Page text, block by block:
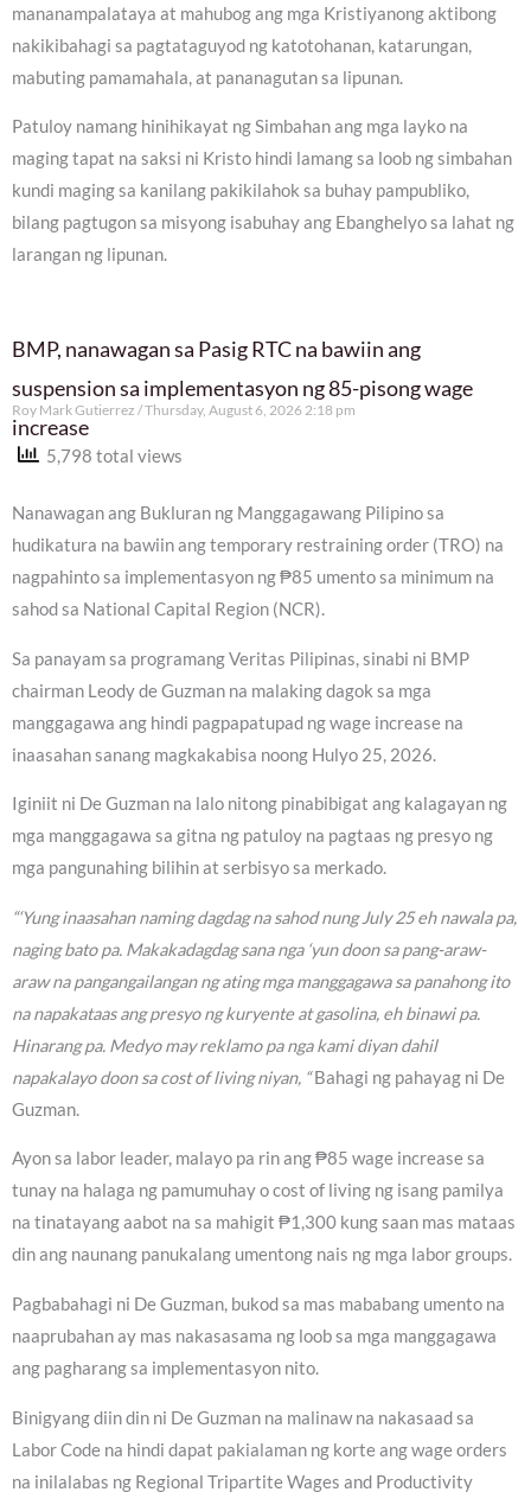
mananampalataya at mahubog ang mga Kristiyanong aktibong
nakikibahagi sa pagtataguyod ng katotohanan, katarungan,
mabuting pamamahala, at pananagutan sa lipunan.
Patuloy namang hinihikayat ng Simbahan ang mga layko na
maging tapat na saksi ni Kristo hindi lamang sa loob ng simbahan
kundi maging sa kanilang pakikilahok sa buhay pampubliko,
bilang pagtugon sa misyong isabuhay ang Ebanghelyo sa lahat ng
larangan ng lipunan.
BMP, nanawagan sa Pasig RTC na bawiin ang
suspension sa implementasyon ng 85-pisong wage
increase
Roy Mark Gutierrez Thursday, August 6, 2026 2:18 pm
5,798 total views
Nanawagan ang Bukluran ng Manggagawang Pilipino sa
hudikatura na bawiin ang temporary restraining order (TRO) na
nagpahinto sa implementasyon ng ₱85 umento sa minimum na
sahod sa National Capital Region (NCR).
Sa panayam sa programang Veritas Pilipinas, sinabi ni BMP
chairman Leody de Guzman na malaking dagok sa mga
manggagawa ang hindi pagpapatupad ng wage increase na
inaasahan sanang magkakabisa noong Hulyo 25, 2026.
Iginiit ni De Guzman na lalo nitong pinabibigat ang kalagayan ng
mga manggagawa sa gitna ng patuloy na pagtaas ng presyo ng
mga pangunahing bilihin at serbisyo sa merkado.
“‘Yung inaasahan naming dagdag na sahod nung July 25 eh nawala pa,
naging bato pa. Makakadagdag sana nga ‘yun doon sa pang-araw-
araw na pangangailangan ng ating mga manggagawa sa panahong ito
na napakataas ang presyo ng kuryente at gasolina, eh binawi pa.
Hinarang pa. Medyo may reklamo pa nga kami diyan dahil
napakalayo doon sa cost of living niyan, “Bahagi ng pahayag ni De
Guzman.
Ayon sa labor leader, malayo pa rin ang ₱85 wage increase sa
tunay na halaga ng pamumuhay o cost of living ng isang pamilya
na tinatayang aabot na sa mahigit ₱1,300 kung saan mas mataas
din ang naunang panukalang umentong nais ng mga labor groups.
Pagbabahagi ni De Guzman, bukod sa mas mababang umento na
naaprubahan ay mas nakasasama ng loob sa mga manggagawa
ang pagharang sa implementasyon nito.
Binigyang diin din ni De Guzman na malinaw na nakasaad sa
Labor Code na hindi dapat pakialaman ng korte ang wage orders
na inilalabas ng Regional Tripartite Wages and Productivity